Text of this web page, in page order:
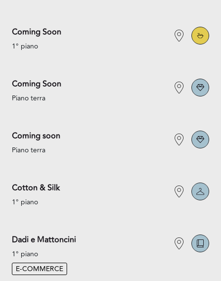
Coming Soon
1° piano
Coming Soon
Piano terra
Coming soon
Piano terra
Cotton & Silk
1° piano
Dadi e Mattoncini
1° piano
E-COMMERCE